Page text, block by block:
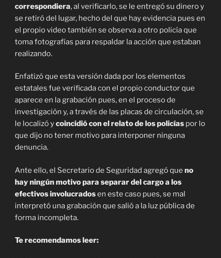
correspondiera, al verificarlo, se le entregó su dinero y
se retiró del lugar, hecho del que hay evidencia pues en
el propio video también se observa a otro policía que
toma fotografías para respaldar la acción que estaban
realizando.
Enfatizó que esta versión dada por los elementos
estatales fue verificada con el propio conductor que
aparece en la grabación pues, en el proceso de
investigación y, a través de las placas de circulación, se
le localizó ycoincidió con el relato de los policías por lo
que dijo no tener motivo para interponer ninguna
denuncia.
Ante ello, el Secretario de Seguridad agregó que no
hay ningún motivo para separar del cargo a los
efectivos involucradosen este caso pues, se mal
interpretó una grabación que salió a la luz pública de
forma incompleta.
Te recomendamos leer: